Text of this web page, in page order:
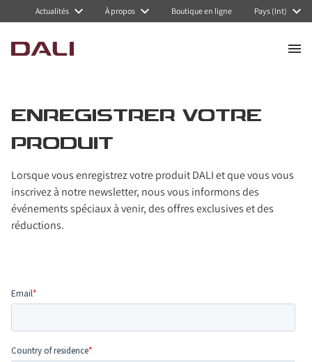
Actualités À propos Boutique en ligne Pays (Int)
ENREGISTRER VOTRE
PRODUIT
Lorsque vous enregistrez votre produit DALI et que vous vous
inscrivez à notre newsletter, nous vous informons des
événements spéciaux à venir, des offres exclusives et des
réductions.